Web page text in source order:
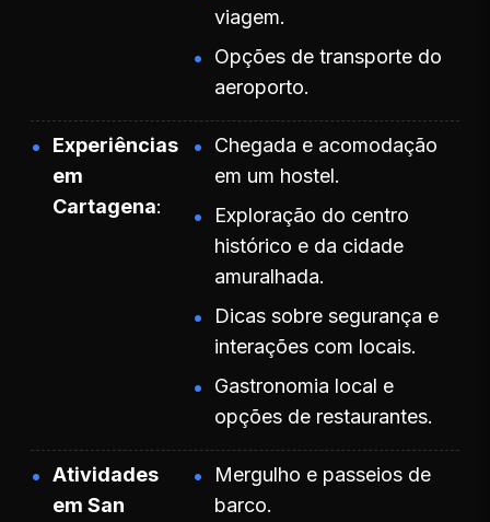
viagem.
Opções de transporte do
aeroporto.
Experiências
em
Cartagena
Chegada e acomodação
em um hostel.
Exploração do centro
histórico e da cidade
amuralhada.
Dicas sobre segurança e
interações com locais.
Gastronomia local e
opções de restaurantes.
Atividades
em San
Mergulho e passeios de
barco.